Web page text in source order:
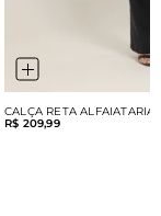
CALÇA RETA ALFAIATARIA
R$ 209,99